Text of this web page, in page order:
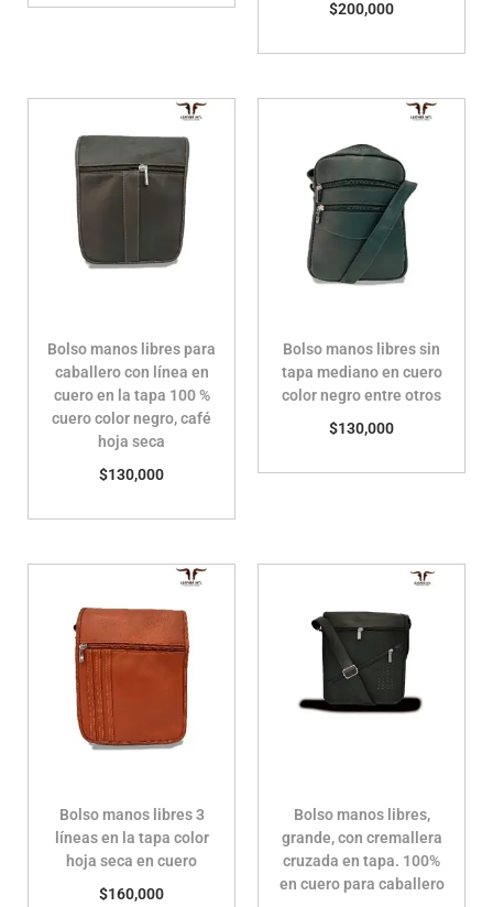
$200,000
Bolso manos libres para
caballero con línea en
cuero en la tapa 100 %
cuero color negro, café
hoja seca
$130,000
Bolso manos libres sin
tapa mediano en cuero
color negro entre otros
$130,000
Bolso manos libres 3
líneas en la tapa color
hoja seca en cuero
$160,000
Bolso manos libres,
grande, con cremallera
cruzada en tapa. 100%
en cuero para caballero